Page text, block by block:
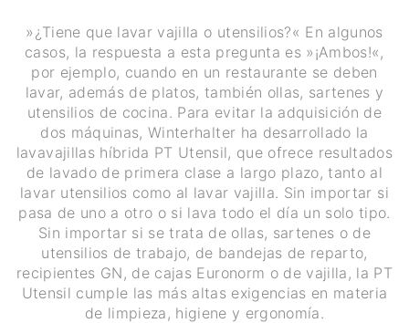
»¿Tiene que lavar vajilla o utensilios?« En algunos
casos, la respuesta a esta pregunta es »¡Ambos!«,
por ejemplo, cuando en un restaurante se deben
lavar, además de platos, también ollas, sartenes y
utensilios de cocina. Para evitar la adquisición de
dos máquinas, Winterhalter ha desarrollado la
lavavajillas híbrida PT Utensil, que ofrece resultados
de lavado de primera clase a largo plazo, tanto al
lavar utensilios como al lavar vajilla. Sin importar si
pasa de uno a otro o si lava todo el día un solo tipo.
Sin importar si se trata de ollas, sartenes o de
utensilios de trabajo, de bandejas de reparto,
recipientes GN, de cajas Euronorm o de vajilla, la PT
Utensil cumple las más altas exigencias en materia
de limpieza, higiene y ergonomía.